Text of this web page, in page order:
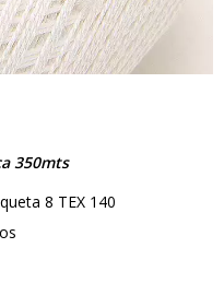
350mts
8 TEX 140